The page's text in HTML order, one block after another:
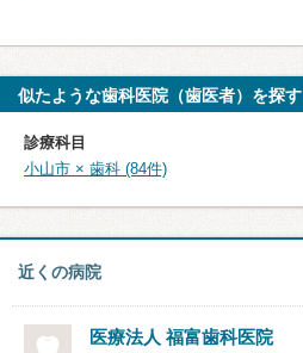
似たような歯科医院（歯医者）を探す
診療科目
小山市 × 歯科 (84件)
近くの病院
医療法人 福富歯科医院